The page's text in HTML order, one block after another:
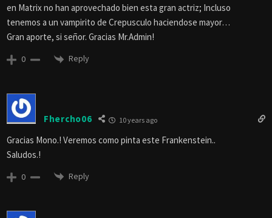
en Matrix no han aprovechado bien esta gran actriz; Incluso
tenemos a un vampirito de Crepusculo haciendose mayor…
Gran aporte, si señor. Gracias Mr.Admin!
0 Reply
Fhercho06 10 years ago
Gracias Mono.! Veremos como pinta este Frankenstein..
Saludos.!
0 Reply